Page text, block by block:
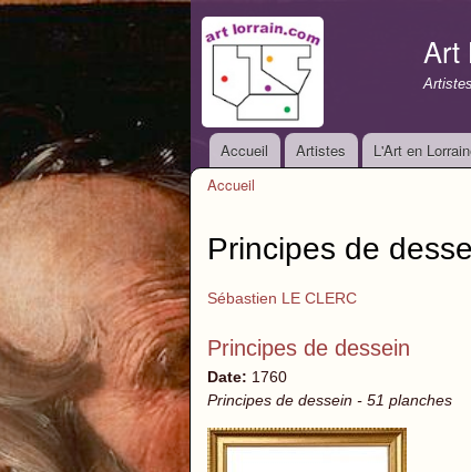
Art
Menu principal
Accueil Artistes L'Art en
Accueil
Principes de
Sébastien LE CLERC
Principes de dessein
Date: 1760
Principes de dessein - 51 planches